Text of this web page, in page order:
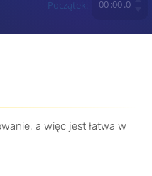
Początek: 00:00.0
a więc jest łatwa w